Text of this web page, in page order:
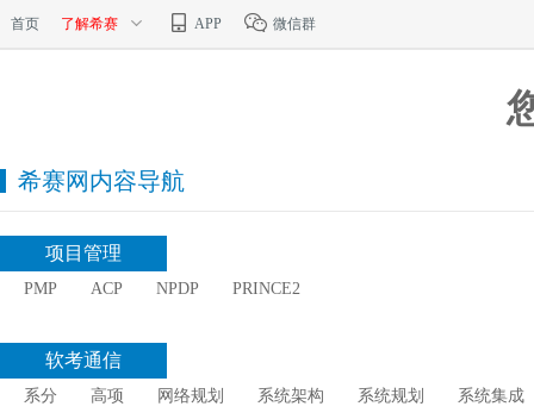
首页 了解希赛 APP 微信群
希赛网内容导航
项目管理
PMP ACP NPDP PRINCE2
软考通信
系分 高项 网络规划 系统架构 系统规划
系统集成